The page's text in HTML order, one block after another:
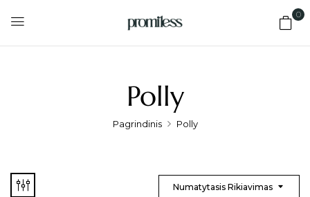
0
Polly
Pagrindinis Polly
Numatytasis Rikiavimas